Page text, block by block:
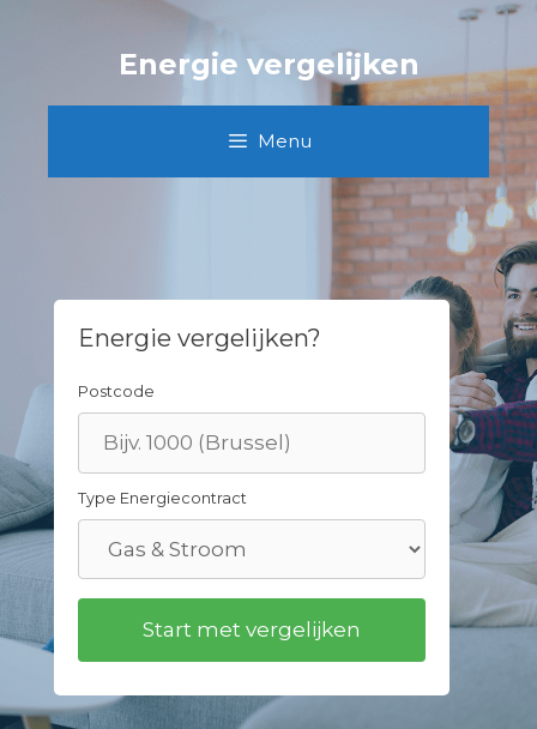
Energie vergelijken
Menu
Energie vergelijken?
Postcode
Type Energiecontract